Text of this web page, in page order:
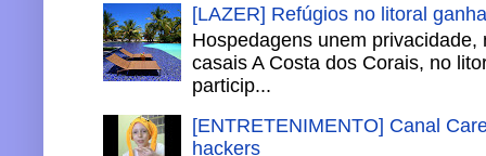
[LAZER] Refúgios no litoral
Hospedagens unem
casais A Costa dos Corais, no
particip...
[ENTRETENIMENTO] Canal
hackers